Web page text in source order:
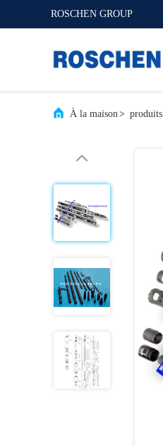
ROSCHEN GROUP
À la maison> produits